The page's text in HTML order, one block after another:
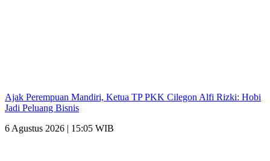
Ajak Perempuan Mandiri, Ketua TP PKK Cilegon Alfi Rizki: Hobi
Jadi Peluang Bisnis
6 Agustus 2026 | 15:05 WIB